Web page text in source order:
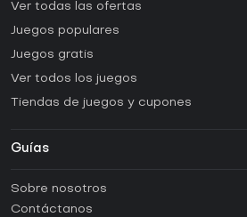
Ver todas las ofertas
Juegos populares
Juegos gratis
Ver todos los juegos
Tiendas de juegos y cupones
Guías
Guías y tutoriales
Sobre nosotros
Contáctanos